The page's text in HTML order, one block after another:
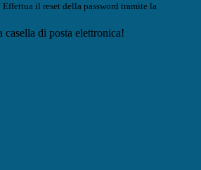
il reset della password tramite la
di posta elettronica!